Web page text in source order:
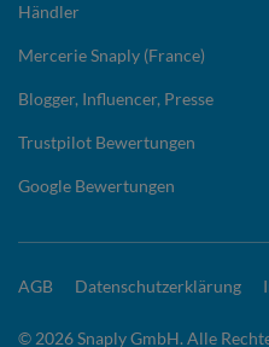
Händler
Mercerie Snaply (France)
Blogger, Influencer, Presse
Trustpilot Bewertungen
Google Bewertungen
AGB Datenschutzerklärung
© 2026 Snaply GmbH. Alle